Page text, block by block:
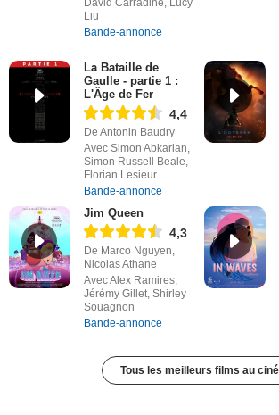
David Carradine, Lucy
Liu
Bande-annonce
La Bataille de
Gaulle - partie 1 :
L'Âge de Fer
4,4
De Antonin Baudry
Avec Simon Abkarian,
Simon Russell Beale,
Florian Lesieur
Bande-annonce
Jim Queen
4,3
De Marco Nguyen,
Nicolas Athane
Avec Alex Ramires,
Jérémy Gillet, Shirley
Souagnon
Bande-annonce
Tous les meilleurs films au ciné